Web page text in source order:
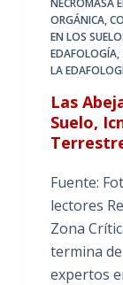
ORGÁNICA,
EN LOS
EDAFOLOGÍA,
LA
Las
Suelo,
Fuente:
lectores
Zona
termina
expertos